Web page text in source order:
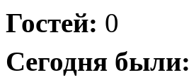
Гостей: 0
Сегодня были: